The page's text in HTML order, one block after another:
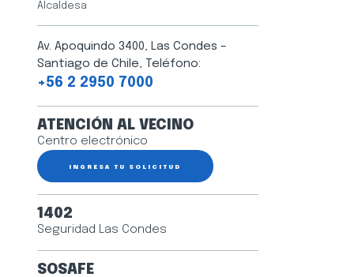
Alcaldesa
Av. Apoquindo 3400, Las Condes –
Santiago de Chile, Teléfono:
+56 2 2950 7000
ATENCIÓN AL VECINO
Centro electrónico
INGRESA TU SOLICITUD
1402
Seguridad Las Condes
SOSAFE